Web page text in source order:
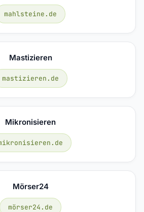
mahlsteine.de
Mastizieren
mastizieren.de
Mikronisieren
Mörser24
mörser24.de